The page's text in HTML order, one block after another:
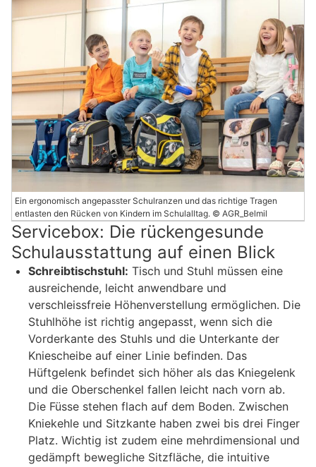
Ein ergonomisch angepasster Schulranzen und das richtige Tragen
entlasten den Rücken von Kindern im Schulalltag. © AGR_Belmil
Servicebox: Die rückengesunde
Schulausstattung auf einen Blick
Schreibtischstuhl: Tisch und Stuhl müssen eine
ausreichende, leicht anwendbare und
verschleissfreie Höhenverstellung ermöglichen. Die
Stuhlhöhe ist richtig angepasst, wenn sich die
Vorderkante des Stuhls und die Unterkante der
Kniescheibe auf einer Linie befinden. Das
Hüftgelenk befindet sich höher als das Kniegelenk
und die Oberschenkel fallen leicht nach vorn ab.
Die Füsse stehen flach auf dem Boden. Zwischen
Kniekehle und Sitzkante haben zwei bis drei Finger
Platz. Wichtig ist zudem eine mehrdimensional und
gedämpft bewegliche Sitzfläche, die intuitive